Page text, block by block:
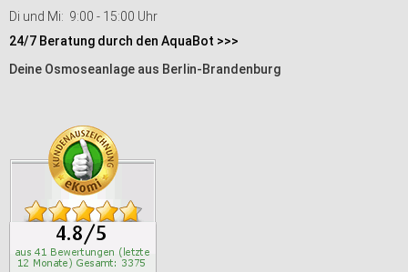
Di und Mi: 9:00 - 15:00 Uhr
24/7 Beratung durch den AquaBot >>>
Deine Osmoseanlage aus Berlin-Brandenburg